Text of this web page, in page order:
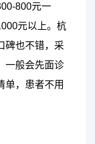
800元一
元以上。杭
碑也不错，采
一般会先面诊
单，患者不用